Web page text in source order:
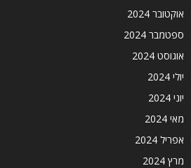
אוקטובר 2024
ספטמבר 2024
אוגוסט 2024
יולי 2024
יוני 2024
מאי 2024
אפריל 2024
מרץ 2024